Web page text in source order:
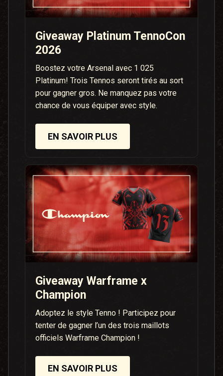
Giveaway Platinum TennoCon
2026
Boostez votre Arsenal avec 1 025
Platinum! Trois Tennos seront tirés au sort
pour gagner gros. Ne manquez pas votre
chance de vous équiper avec style.
EN SAVOIR PLUS
Giveaway Warframe x
Champion
Adoptez le style Tenno ! Participez pour
tenter de gagner l’un des trois maillots
officiels Warframe Champion !
EN SAVOIR PLUS